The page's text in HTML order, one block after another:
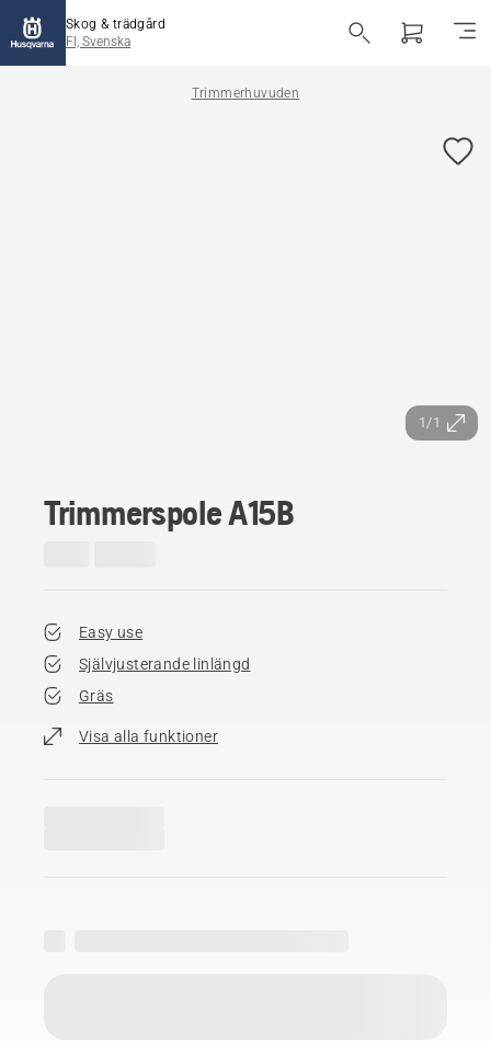
Skog & trädgård
FI, Svenska
Trimmerhuvuden
1/1
Trimmerspole A15B
Easy use
Självjusterande linlängd
Gräs
Visa alla funktioner